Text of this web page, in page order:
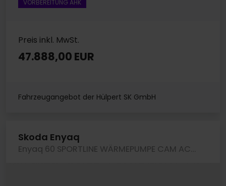
VORBEREITUNG AHK
Preis inkl. MwSt.
47.888,00 EUR
Fahrzeugangebot der Hülpert SK GmbH
Skoda Enyaq
Enyaq 60 SPORTLINE WÄRMEPUMPE CAM ACC LM20 NAVI